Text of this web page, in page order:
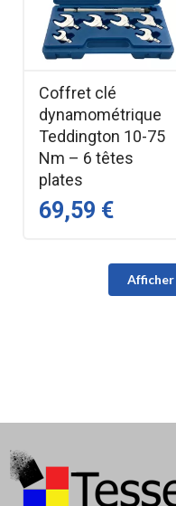
Coffret clé
dynamométrique
Teddington 10-75
Nm – 6 têtes
plates
69,59 €